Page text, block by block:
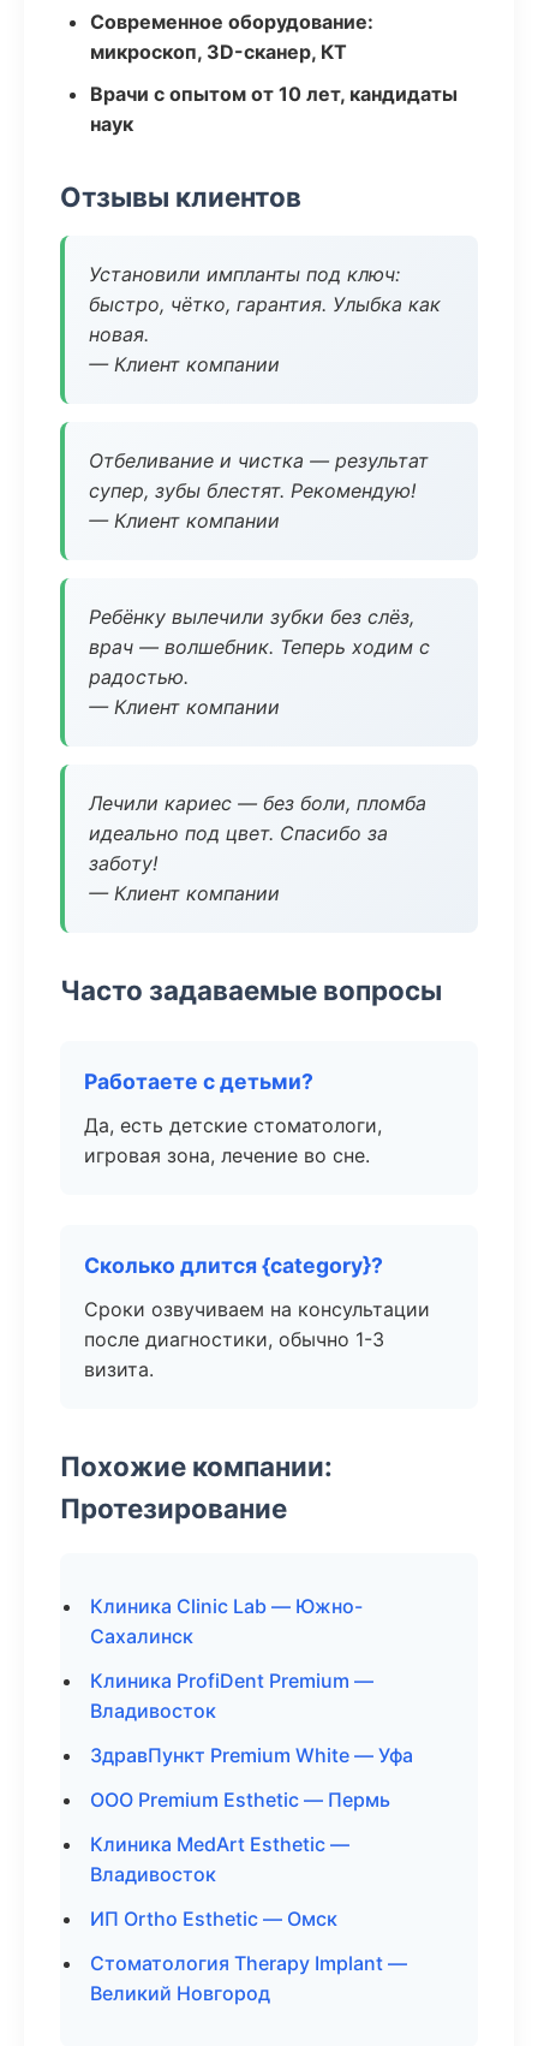
Современное оборудование:
микроскоп, 3D-сканер, КТ
Врачи с опытом от 10 лет, кандидаты
наук
Отзывы клиентов
Установили импланты под ключ:
быстро, чётко, гарантия. Улыбка как
новая.
— Клиент компании
Отбеливание и чистка — результат
супер, зубы блестят. Рекомендую!
— Клиент компании
Ребёнку вылечили зубки без слёз,
врач — волшебник. Теперь ходим с
радостью.
— Клиент компании
Лечили кариес — без боли, пломба
идеально под цвет. Спасибо за
заботу!
— Клиент компании
Часто задаваемые вопросы
Работаете с детьми?
Да, есть детские стоматологи,
игровая зона, лечение во сне.
Сколько длится {category}?
Сроки озвучиваем на консультации
после диагностики, обычно 1-3
визита.
Похожие компании:
Протезирование
Клиника Clinic Lab — Южно-
Сахалинск
Клиника ProfiDent Premium —
Владивосток
ЗдравПункт Premium White — Уфа
ООО Premium Esthetic — Пермь
Клиника MedArt Esthetic —
Владивосток
ИП Ortho Esthetic — Омск
Стоматология Therapy Implant —
Великий Новгород